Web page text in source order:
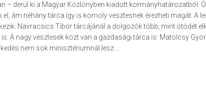
– derül ki a Magyar Közlönyben kiadott kormányhatározatból.
ám néhány tárca így is komoly vesztesnek érezheti magát. A
Navracsics Tibor tárcájánál a dolgozók több, mint ötödét
A nagy vesztesek közt van a gazdasági tárca is: Matolcsy
nem sok minisztériumnál lesz....